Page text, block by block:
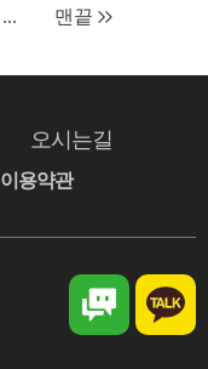
... 맨끝
오시는길
이용약관